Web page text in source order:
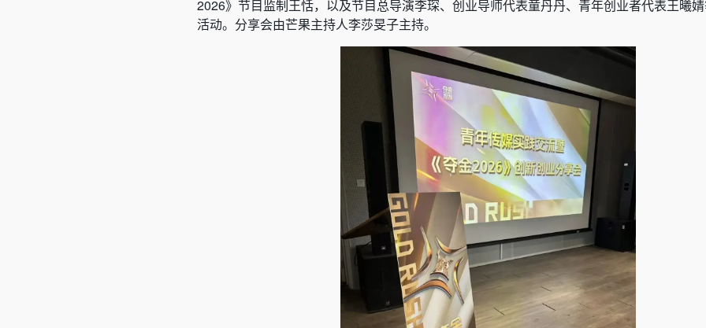
2026》节目监制王恬，以及节目总导演李琛、创业导师代表童丹丹、青年创业者代表王曦
活动。分享会由芒果主持人李莎旻子主持。